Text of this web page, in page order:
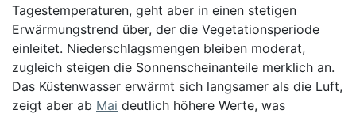
Tagestemperaturen, geht aber in einen stetigen
Erwärmungstrend über, der die Vegetationsperiode
einleitet. Niederschlagsmengen bleiben moderat,
zugleich steigen die Sonnenscheinanteile merklich an.
Das Küstenwasser erwärmt sich langsamer als die Luft,
zeigt aber ab Mai deutlich höhere Werte, was